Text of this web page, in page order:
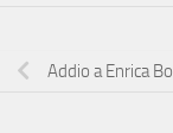
Addio a Enrica